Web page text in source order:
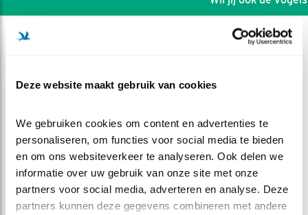
Deze website maakt gebruik van cookies
We gebruiken cookies om content en advertenties te
personaliseren, om functies voor social media te bieden
en om ons websiteverkeer te analyseren. Ook delen we
informatie over uw gebruik van onze site met onze
partners voor social media, adverteren en analyse. Deze
partners kunnen deze gegevens combineren met andere